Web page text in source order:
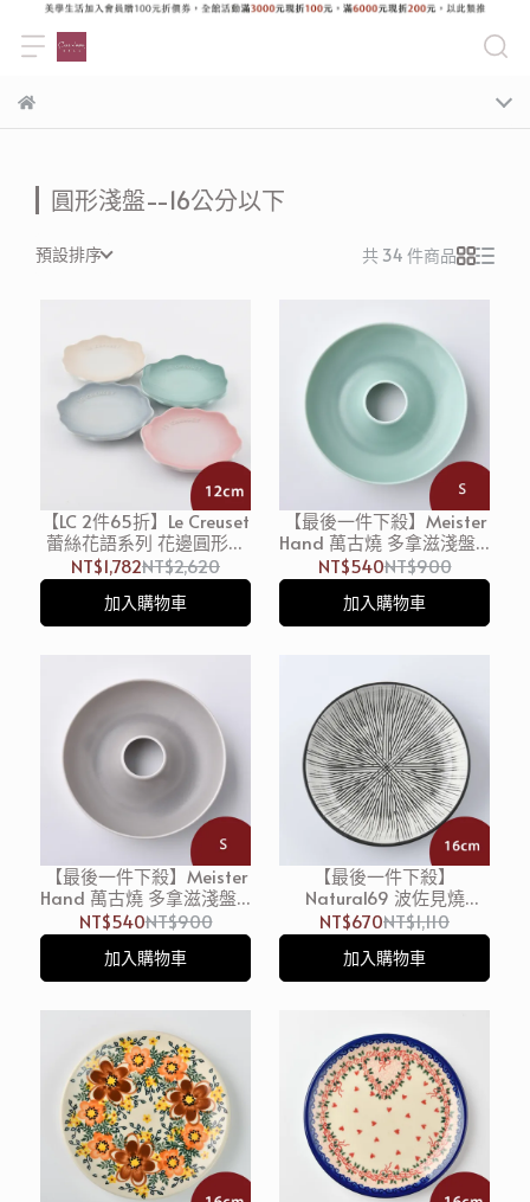
圓形淺盤--16公分以下
預設排序 共 34 件商品
【LC 2件65折】Le Creuset
蕾絲花語系列 花邊圓形淺
盤組 12cm 4入 蛋白霜/銀
灰藍/悠然綠/貝殼粉
NT$1,782NT$2,620
加入購物車
【最後一件下殺】Meister
Hand 萬古燒 多拿滋淺盤 S
13cm 淡綠 日本製
NT$540NT$900
加入購物車
【最後一件下殺】Meister
Hand 萬古燒 多拿滋淺盤 S
13cm 灰 日本製
NT$540NT$900
加入購物車
【最後一件下殺】
Natural69 波佐見燒
Rizaemon系列 線陶圓形淺
盤 16cm 日本製
NT$670NT$1,110
加入購物車